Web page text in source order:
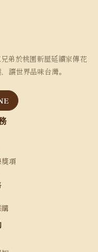
弟於桃園新屋延續家傳花
讓世界品味台灣。
項